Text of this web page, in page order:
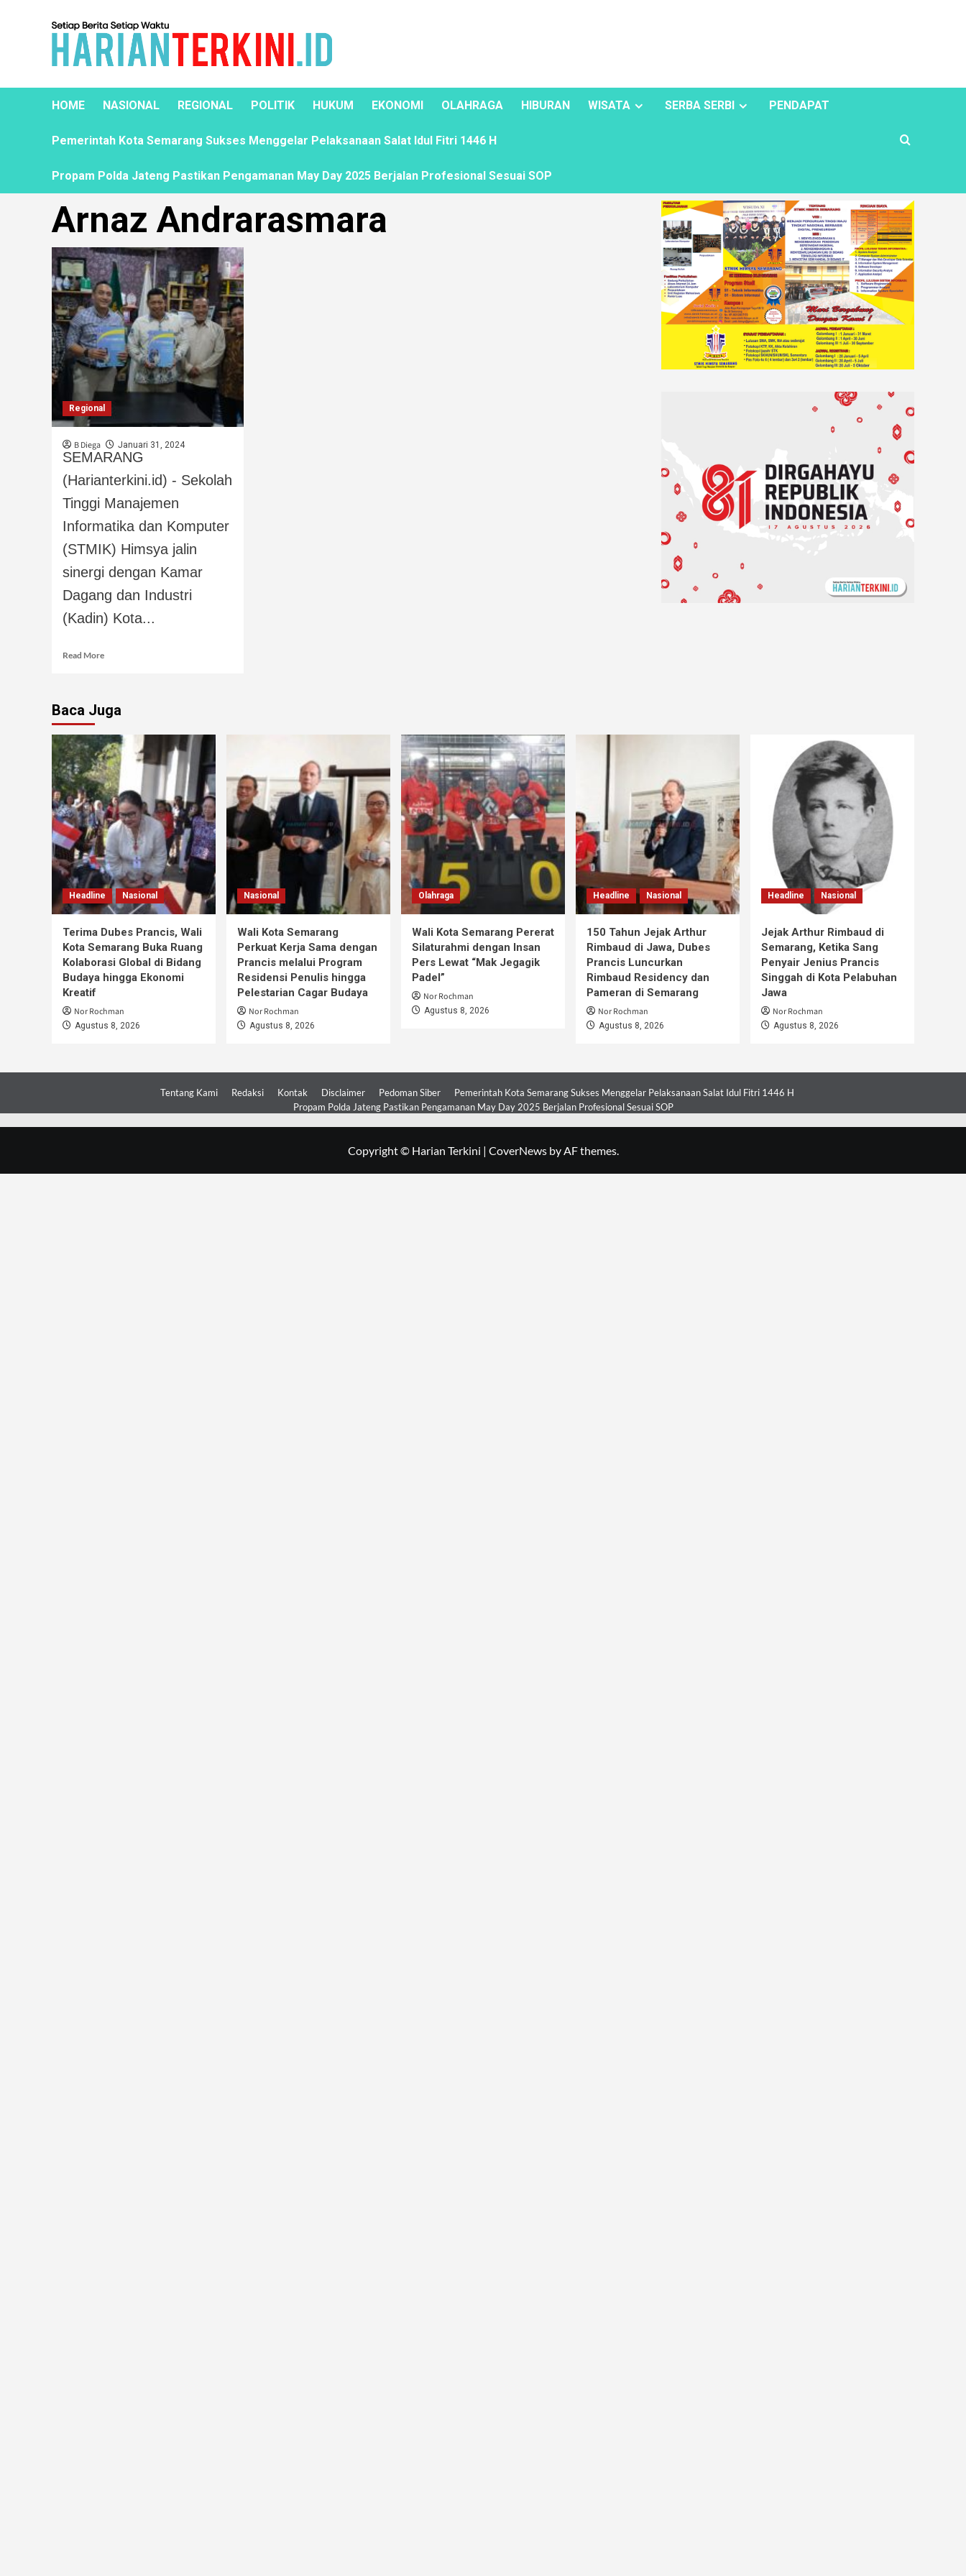
HOME NASIONAL REGIONAL POLITIK HUKUM EKONOMI OLAHRAGA HIBURAN WISATA SERBA SERBI PENDAPAT
Pemerintah Kota Semarang Sukses Menggelar Pelaksanaan Salat Idul Fitri 1446 H
Propam Polda Jateng Pastikan Pengamanan May Day 2025 Berjalan Profesional Sesuai SOP
Arnaz Andrarasmara
Regional
B Diega Januari 31, 2024
SEMARANG
(Harianterkini.id) - Sekolah
Tinggi Manajemen
Informatika dan Komputer
(STMIK) Himsya jalin
sinergi dengan Kamar
Dagang dan Industri
(Kadin) Kota...
Read More
Baca Juga
Headline Nasional
Terima Dubes Prancis, Wali
Kota Semarang Buka Ruang
Kolaborasi Global di Bidang
Budaya hingga Ekonomi
Kreatif
Nor Rochman
Agustus 8, 2026
Nasional
Wali Kota Semarang
Perkuat Kerja Sama dengan
Prancis melalui Program
Residensi Penulis hingga
Pelestarian Cagar Budaya
Nor Rochman
Agustus 8, 2026
Olahraga
Wali Kota Semarang Pererat
Silaturahmi dengan Insan
Pers Lewat “Mak Jegagik
Padel”
Nor Rochman
Agustus 8, 2026
Headline Nasional
150 Tahun Jejak Arthur
Rimbaud di Jawa, Dubes
Prancis Luncurkan
Rimbaud Residency dan
Pameran di Semarang
Nor Rochman
Agustus 8, 2026
Headline Nasional
Jejak Arthur Rimbaud di
Semarang, Ketika Sang
Penyair Jenius Prancis
Singgah di Kota Pelabuhan
Jawa
Nor Rochman
Agustus 8, 2026
Tentang Kami Redaksi Kontak Disclaimer Pedoman Siber
Pemerintah Kota Semarang Sukses Menggelar Pelaksanaan Salat Idul Fitri 1446 H
Propam Polda Jateng Pastikan Pengamanan May Day 2025 Berjalan Profesional Sesuai SOP
Copyright © Harian Terkini | CoverNewsby AF themes.